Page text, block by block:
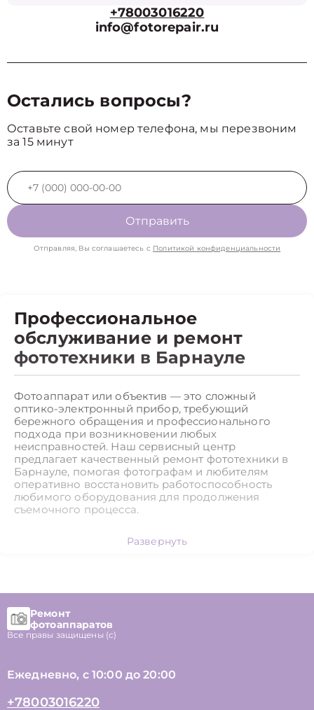
+78003016220
info@fotorepair.ru
Остались вопросы?
Оставьте свой номер телефона, мы перезвоним
за 15 минут
Отправить
Отправляя, Вы соглашаетесь с Политикой конфиденциальности
Профессиональное
обслуживание и ремонт
фототехники в Барнауле
Фотоаппарат или объектив — это сложный
оптико-электронный прибор, требующий
бережного обращения и профессионального
подхода при возникновении любых
неисправностей. Наш сервисный центр
предлагает качественный ремонт фототехники в
Барнауле, помогая фотографам и любителям
оперативно восстановить работоспособность
любимого оборудования для продолжения
съемочного процесса.
Какие неисправности
Специалисты нашего центра обладают глубокими
знаниями в устройстве камер ведущих брендов,
таких как Canon, Nikon, Sony, Fujifilm и других. Мы
ремонт фототехники в Барнауле для устранения
Развернуть
Ремонт
фотоаппаратов
Все правы защищены (с)
Ежедневно, с 10:00 до 20:00
+78003016220